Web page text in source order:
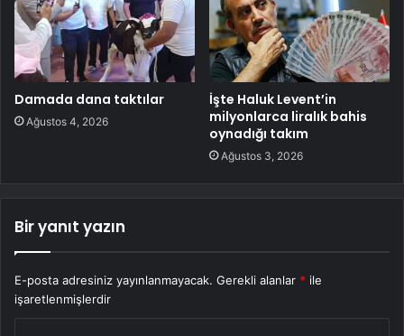
Damada dana taktılar
Ağustos 4, 2026
İşte Haluk Levent’in
milyonlarca liralık bahis
oynadığı takım
Ağustos 3, 2026
Bir yanıt yazın
E-posta adresiniz yayınlanmayacak. Gerekli alanlar * ile
işaretlenmişlerdir